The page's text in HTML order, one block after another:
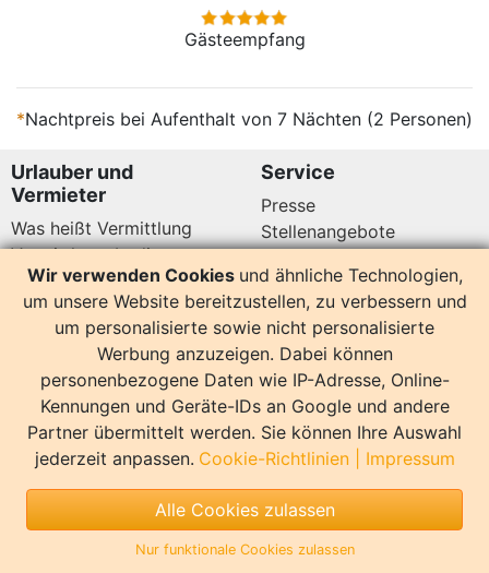
Gästeempfang
*Nachtpreis bei Aufenthalt von 7 Nächten (2 Personen)
Urlauber und
Vermieter
Was heißt Vermittlung
Vermittlungsbedingungen
Datenschutz
Service
Presse
Stellenangebote
Kundenbewertungen
14178 Bewertungen
Hier sind wir auch
Copyright Impressum
Copyright by InterDomizil | Design by EvR Willmroth
Wir verwenden Cookies und ähnliche Technologien,
um unsere Website bereitzustellen, zu verbessern und
um personalisierte sowie nicht personalisierte
Werbung anzuzeigen. Dabei können
personenbezogene Daten wie IP-Adresse, Online-
Kennungen und Geräte-IDs an Google und andere
Partner übermittelt werden. Sie können Ihre Auswahl
jederzeit anpassen. Cookie-Richtlinien| Impressum
Alle Cookies zulassen
Nur funktionale Cookies zulassen